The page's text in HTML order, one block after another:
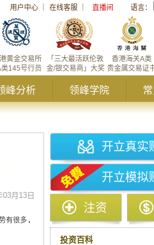
用户中心 在线客服 直播间 语言：
香港海关A类
贵金属交易证
「三大最活跃伦敦
金/银交易商」大奖
黄金交易所
145号行员
峰分析 领峰学院
03月13日
有很多，
开立真实
开立模拟
注资
投资百科